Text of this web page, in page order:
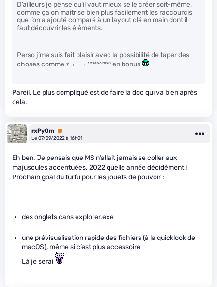
D’ailleurs je pense qu’il vaut mieux se le créer soit-même,
comme ça on maitrise bien plus facilement les raccourcis
que l’on a ajouté comparé à un layout clé en main dont il
faut découvrir les éléments.
Perso j’me suis fait plaisir avec la possibilité de taper des
choses comme ≠ ← → ¹²³⁴⁵⁶⁷⁸⁹⁰ en bonus
Pareil. Le plus compliqué est de faire la doc qui va bien après
cela.
rxPyOm Premium
Le 07/09/2022 à 16h01
Eh ben. Je pensais que MS n’allait jamais se coller aux
majuscules accentuées. 2022 quelle année décidément !
Prochain goal du turfu pour les jouets de pouvoir :
des onglets dans explorer.exe
une prévisualisation rapide des fichiers (à la quicklook de
macOS), même si c’est plus accessoire
Là je serai